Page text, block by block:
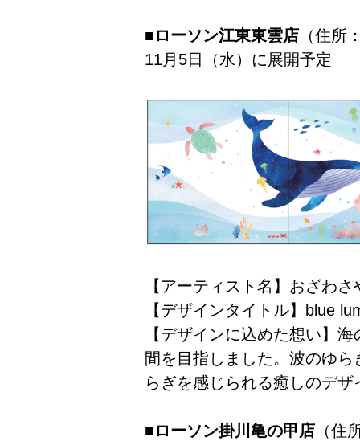
■ローソン江東東雲店 （住所
11月5日（水）に展開予定
【アーティスト名】おざわさ
【デザインタイトル】blue
【デザインに込めた想い】
間を目指しました。波のゆ
らぎを感じられる癒しのデザ
■ローソン掛川亀の甲店 （住